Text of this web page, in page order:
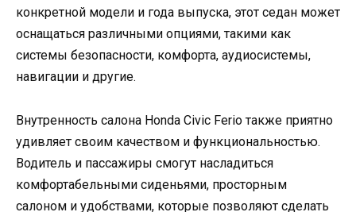
конкретной модели и года выпуска, этот седан может
оснащаться различными опциями, такими как
системы безопасности, комфорта, аудиосистемы,
навигации и другие.
Внутренность салона Honda Civic Ferio также приятно
удивляет своим качеством и функциональностью.
Водитель и пассажиры смогут насладиться
комфортабельными сиденьями, просторным
салоном и удобствами, которые позволяют сделать